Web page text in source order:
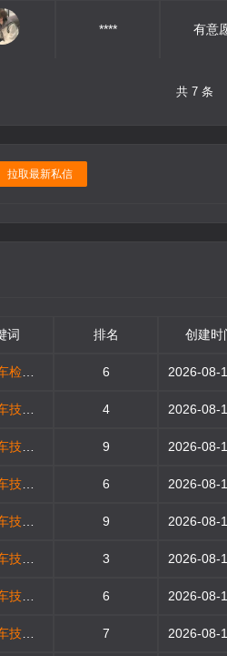
**** 有意
共 7 条
拉取最新私信
词 排名 创建时
6
4
9
6
9
3
6
7